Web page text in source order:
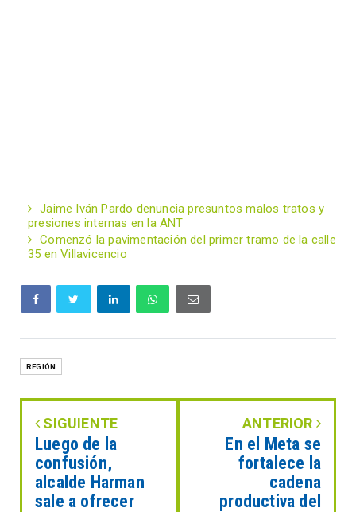
Jaime Iván Pardo denuncia presuntos malos tratos y
presiones internas en la ANT
Comenzó la pavimentación del primer tramo de la calle
35 en Villavicencio
REGIÓN
SIGUIENTE
Luego de la
confusión,
alcalde Harman
sale a ofrecer
ANTERIOR
En el Meta se
fortalece la
cadena
productiva del